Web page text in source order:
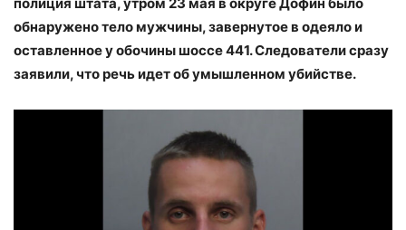
обнаружено тело мужчины, завернутое в одеяло и
оставленное у обочины шоссе 441. Следователи сразу
заявили, что речь идет об умышленном убийстве.